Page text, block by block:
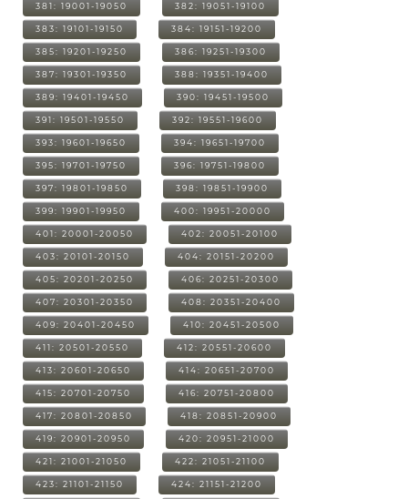
381: 19001-19050 382: 19051-19100
383: 19101-19150 384: 19151-19200
385: 19201-19250 386: 19251-19300
387: 19301-19350 388: 19351-19400
389: 19401-19450 390: 19451-19500
391: 19501-19550 392: 19551-19600
393: 19601-19650 394: 19651-19700
395: 19701-19750 396: 19751-19800
397: 19801-19850 398: 19851-19900
399: 19901-19950 400: 19951-20000
401: 20001-20050 402: 20051-20100
403: 20101-20150 404: 20151-20200
405: 20201-20250 406: 20251-20300
407: 20301-20350 408: 20351-20400
409: 20401-20450 410: 20451-20500
411: 20501-20550 412: 20551-20600
413: 20601-20650 414: 20651-20700
415: 20701-20750 416: 20751-20800
417: 20801-20850 418: 20851-20900
419: 20901-20950 420: 20951-21000
421: 21001-21050 422: 21051-21100
423: 21101-21150 424: 21151-21200